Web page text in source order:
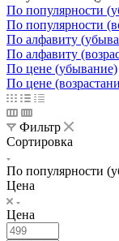
По популярности
По популярности
По алфавиту
По алфавиту
По цене (убывание)
По цене
Фильтр
Сортировка
По популярности
Цена
Цена